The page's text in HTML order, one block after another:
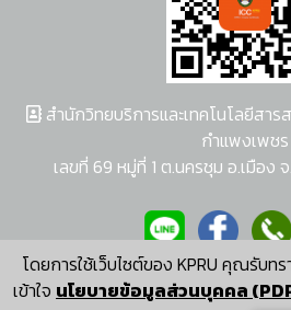
โดยการใช้เว็บไซต์ของ KPRU คุณรับท
เข้าใจ นโยบายข้อมูลส่วนบุคคล
สำนักวิทยบริการและเทคโนโลยีสา
กำแพงเพชร
เลขที่ 69 หมู่ที่ 1 ต.นครชุม อ.เมือง
ผู้พัฒนาระบบ อนุชา